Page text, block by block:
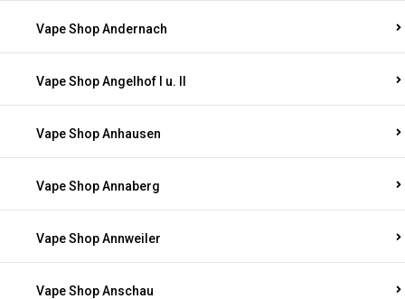
Vape Shop Andernach
Vape Shop Angelhof I u. II
Vape Shop Anhausen
Vape Shop Annaberg
Vape Shop Annweiler
Vape Shop Anschau